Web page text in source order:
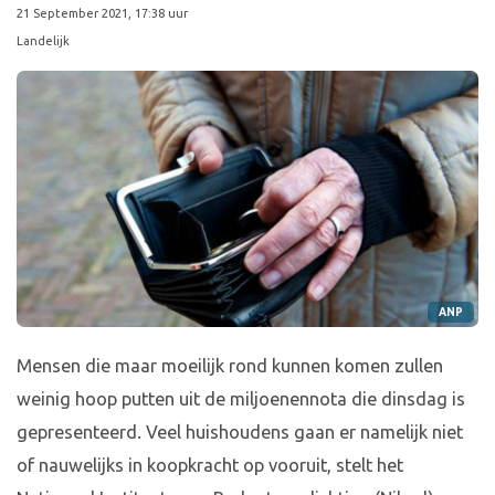
21 September 2021, 17:38 uur
Landelijk
ANP
Mensen die maar moeilijk rond kunnen komen zullen
weinig hoop putten uit de miljoenennota die dinsdag is
gepresenteerd. Veel huishoudens gaan er namelijk niet
of nauwelijks in koopkracht op vooruit, stelt het